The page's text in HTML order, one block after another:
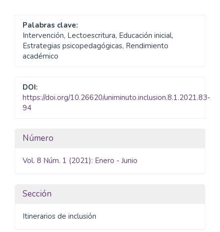
Palabras clave:
Intervención, Lectoescritura, Educación inicial,
Estrategias psicopedagógicas, Rendimiento
académico
DOI:
https://doi.org/10.26620/uniminuto.inclusion.8.1.2021.83-
94
Detalles
del
Número
Vol. 8 Núm. 1 (2021): Enero - Junio
Sección
Itinerarios de inclusión